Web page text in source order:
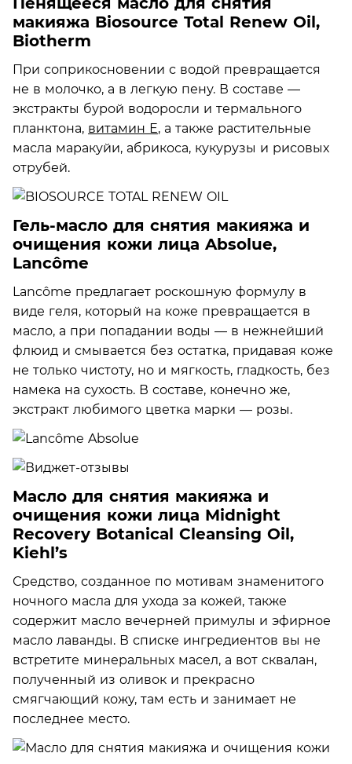
макияжа Biosource Total Renew Oil,
Biotherm
При соприкосновении с водой превращается
не в молочко, а в легкую пену. В составе —
экстракты бурой водоросли и термального
планктона, витамин Е, а также растительные
масла маракуйи, абрикоса, кукурузы и рисовых
отрубей.
Гель-масло для снятия макияжа и
очищения кожи лица Absolue,
Lancôme
Lancôme предлагает роскошную формулу в
виде геля, который на коже превращается в
масло, а при попадании воды — в нежнейший
флюид и смывается без остатка, придавая коже
не только чистоту, но и мягкость, гладкость, без
намека на сухость. В составе, конечно же,
экстракт любимого цветка марки — розы.
Масло для снятия макияжа и
очищения кожи лица Midnight
Recovery Botanical Cleansing Oil,
Kiehl’s
Средство, созданное по мотивам знаменитого
ночного масла для ухода за кожей, также
содержит масло вечерней примулы и эфирное
масло лаванды. В списке ингредиентов вы не
встретите минеральных масел, а вот сквалан,
полученный из оливок и прекрасно
смягчающий кожу, там есть и занимает не
последнее место.